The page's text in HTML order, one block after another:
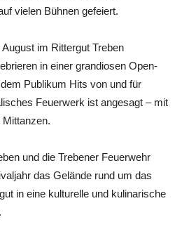
vielen Bühnen gefeiert.
im Rittergut Treben
in einer grandiosen Open-
Publikum Hits von und für
Feuerwerk ist angesagt – mit
und die Trebener Feuerwehr
das Gelände rund um das
in eine kulturelle und kulinarische